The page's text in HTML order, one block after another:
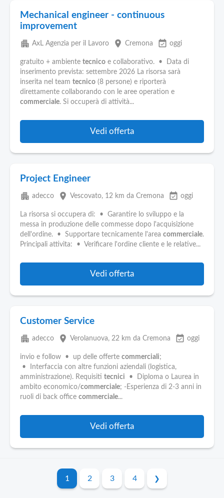
Mechanical engineer - continuous
improvement
apartment AxL Agenzia per il Lavoro place Cremona event_available oggi
gratuito + ambiente tecnico e collaborativo. • Data di
inserimento prevista: settembre 2026 La risorsa sarà
inserita nel team tecnico (8 persone) e riporterà
direttamente collaborando con le aree operation e
commerciale. Si occuperà di attività...
Vedi offerta
Project Engineer
apartment adecco place Vescovato, 12 km da Cremona event_available oggi
La risorsa si occupera di: • Garantire lo sviluppo e la
messa in produzione delle commesse dopo l'acquisizione
dell'ordine. • Supportare tecnicamente l'area commerciale.
Principali attivita: • Verificare l'ordine cliente e le relative...
Vedi offerta
Customer Service
apartment adecco place Verolanuova, 22 km da Cremona event_available oggi
invio e follow • up delle offerte commerciali;
• Interfaccia con altre funzioni aziendali (logistica,
amministrazione). Requisiti tecnici • Diploma o Laurea in
ambito economico/commerciale; -Esperienza di 2-3 anni in
ruoli di back office commerciale...
Vedi offerta
1 2 3 4